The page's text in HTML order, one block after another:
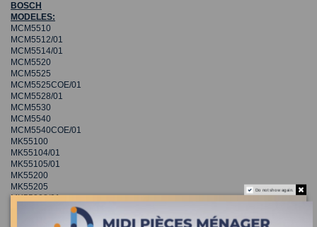
BOSCH
MODELES:
MCM5510
MCM5512/01
MCM5514/01
MCM5520
MCM5525
MCM5525COE/01
MCM5528/01
MCM5530
MCM5540
MCM5540COE/01
MK55100
MK55104/01
MK55105/01
MK55200
MK55205
MK55208/01
MK55400/01
Do not show again.